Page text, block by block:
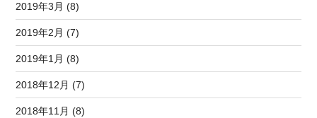
2019年3月 (8)
2019年2月 (7)
2019年1月 (8)
2018年12月 (7)
2018年11月 (8)